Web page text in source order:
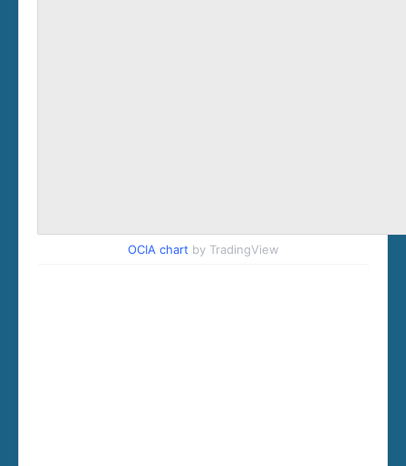
OCIA chart by TradingView